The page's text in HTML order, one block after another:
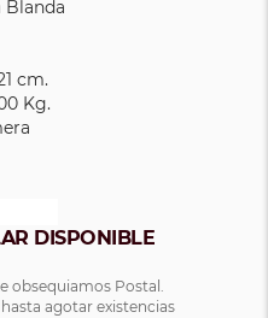
Blanda
cm.
Kg.
DISPONIBLE
obsequiamos Postal.
agotar existencias